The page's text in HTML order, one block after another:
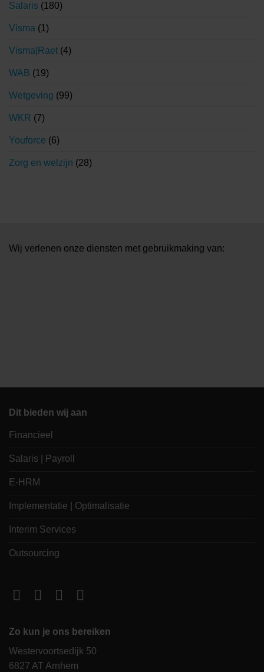
Salaris (180)
Visma (1)
Visma|Raet (4)
WAB (19)
Wetgeving (99)
WKR (7)
Youforce (6)
Zorg en welzijn (28)
Wij verlenen onze diensten met gebruikmaking van:
Dit bieden wij aan
Financieel
Salaris | Payroll
E-HRM
Implementatie | Optimalisatie
Interim Services
Outsourcing
Zo kun je ons bereiken
Westervoortsedijk 50
6827 AT Arnhem